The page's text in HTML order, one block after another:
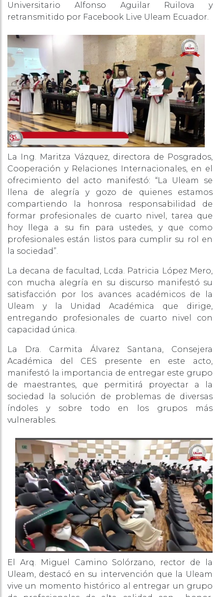
Universitario Alfonso Aguilar Ruilova y
retransmitido por Facebook Live Uleam Ecuador.
La Ing. Maritza Vázquez, directora de Posgrados,
Cooperación y Relaciones Internacionales, en el
ofrecimiento del acto manifestó: “La Uleam se
llena de alegría y gozo de quienes estamos
compartiendo la honrosa responsabilidad de
formar profesionales de cuarto nivel, tarea que
hoy llega a su fin para ustedes, y que como
profesionales están listos para cumplir su rol en
la sociedad”.
La decana de facultad, Lcda. Patricia López Mero,
con mucha alegría en su discurso manifestó su
satisfacción por los avances académicos de la
Uleam y la Unidad Académica que dirige,
entregando profesionales de cuarto nivel con
capacidad única.
La Dra. Carmita Álvarez Santana, Consejera
Académica del CES presente en este acto,
manifestó la importancia de entregar este grupo
de maestrantes, que permitirá proyectar a la
sociedad la solución de problemas de diversas
índoles y sobre todo en los grupos más
vulnerables.
El Arq. Miguel Camino Solórzano, rector de la
Uleam, destacó en su intervención que la Uleam
vive un momento histórico al entregar un grupo